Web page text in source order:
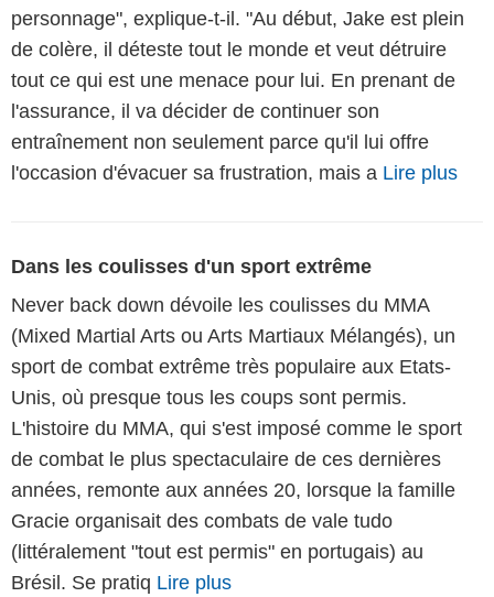
personnage", explique-t-il. "Au début, Jake est plein
de colère, il déteste tout le monde et veut détruire
tout ce qui est une menace pour lui. En prenant de
l'assurance, il va décider de continuer son
entraînement non seulement parce qu'il lui offre
l'occasion d'évacuer sa frustration, mais a Lire plus
Dans les coulisses d'un sport extrême
Never back down dévoile les coulisses du MMA
(Mixed Martial Arts ou Arts Martiaux Mélangés), un
sport de combat extrême très populaire aux Etats-
Unis, où presque tous les coups sont permis.
L'histoire du MMA, qui s'est imposé comme le sport
de combat le plus spectaculaire de ces dernières
années, remonte aux années 20, lorsque la famille
Gracie organisait des combats de vale tudo
(littéralement "tout est permis" en portugais) au
Brésil. Se pratiq Lire plus